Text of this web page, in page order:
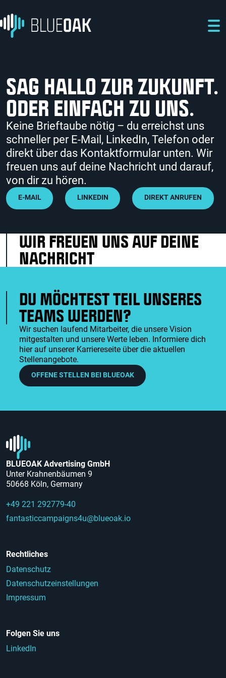
SAG HALLO ZUR ZUKUNFT.
ODER EINFACH ZU UNS.
Keine Brieftaube nötig – du erreichst uns
schneller per E-Mail, LinkedIn, Telefon oder
direkt über das Kontaktformular unten. Wir
freuen uns auf deine Nachricht und darauf,
von dir zu hören.
E-MAIL LINKEDIN DIREKT ANRUFEN
WIR FREUEN UNS AUF DEINE
NACHRICHT
DU MÖCHTEST TEIL UNSERES
TEAMS WERDEN?
Wir suchen laufend Mitarbeiter, die unsere Vision
mitgestalten und unsere Werte leben. Informiere dich
hier auf unserer Karriereseite über die aktuellen
Stellenangebote.
OFFENE STELLEN BEI BLUEOAK
BLUEOAK Advertising GmbH
Unter Krahnenbäumen 9
50668 Köln, Germany
+49 221 292779-40
fantasticcampaigns4u@blueoak.io
Rechtliches
Datenschutz
Datenschutzeinstellungen
Impressum
Folgen Sie uns
LinkedIn